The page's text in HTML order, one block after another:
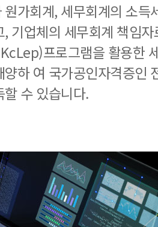
원가회계, 세무회계의 소득
, 기업체의 세무회계 책임
프로그램을 활용한
양하 여 국가공인자격증인
수 있습니다.